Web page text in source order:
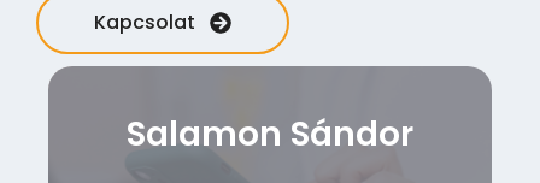
Kapcsolat
Salamon Sándor